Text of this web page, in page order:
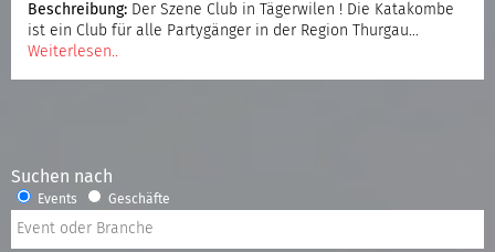
Beschreibung: Der Szene Club in Tägerwilen ! Die Katakombe
ist ein Club für alle Partygänger in der Region Thurgau…
Weiterlesen..
Suchen nach
Events Geschäfte